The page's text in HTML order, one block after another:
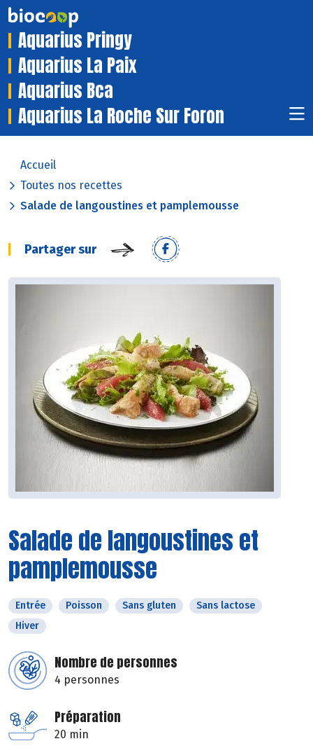
Aquarius Pringy
Aquarius La Paix
Aquarius Bca
Aquarius La Roche Sur Foron
Accueil
Toutes nos recettes
Salade de langoustines et pamplemousse
Partager sur
Salade de langoustines et
pamplemousse
Entrée Poisson Sans gluten
Sans lactose
Hiver
Nombre de personnes
4 personnes
Préparation
20 min